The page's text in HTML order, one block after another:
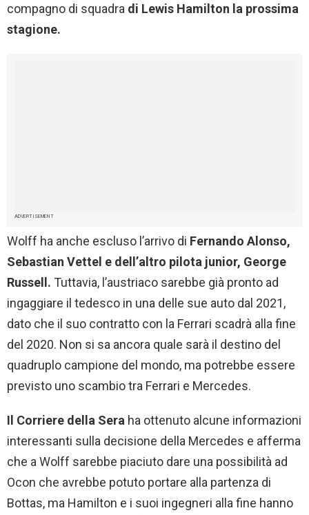
compagno di squadra di Lewis Hamilton la prossima
stagione.
ADVERTISEMENT
Wolff ha anche escluso l’arrivo di Fernando Alonso,
Sebastian Vettel e dell’altro pilota junior, George
Russell. Tuttavia, l’austriaco sarebbe già pronto ad
ingaggiare il tedesco in una delle sue auto dal 2021,
dato che il suo contratto con la Ferrari scadrà alla fine
del 2020. Non si sa ancora quale sarà il destino del
quadruplo campione del mondo, ma potrebbe essere
previsto uno scambio tra Ferrari e Mercedes.
Il Corriere della Sera ha ottenuto alcune informazioni
interessanti sulla decisione della Mercedes e afferma
che a Wolff sarebbe piaciuto dare una possibilità ad
Ocon che avrebbe potuto portare alla partenza di
Bottas, ma Hamilton e i suoi ingegneri alla fine hanno